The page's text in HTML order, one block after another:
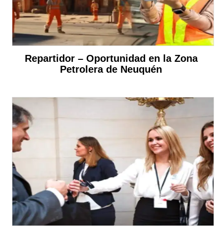
Repartidor – Oportunidad en la Zona
Petrolera de Neuquén